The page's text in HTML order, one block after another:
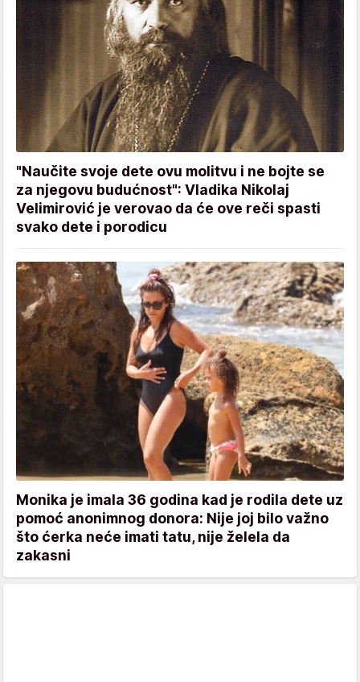
"Naučite svoje dete ovu molitvu i ne bojte se
za njegovu budućnost": Vladika Nikolaj
Velimirović je verovao da će ove reči spasti
svako dete i porodicu
Monika je imala 36 godina kad je rodila dete uz
pomoć anonimnog donora: Nije joj bilo važno
što ćerka neće imati tatu, nije želela da
zakasni